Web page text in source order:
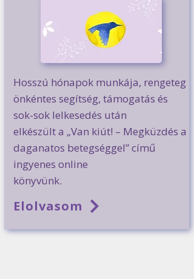
Hosszú hónapok munkája, rengeteg
önkéntes segítség, támogatás és
sok-sok lelkesedés után
elkészült a „Van kiút! – Megküzdés a
daganatos betegséggel” című
ingyenes online
könyvünk.
Elolvasom